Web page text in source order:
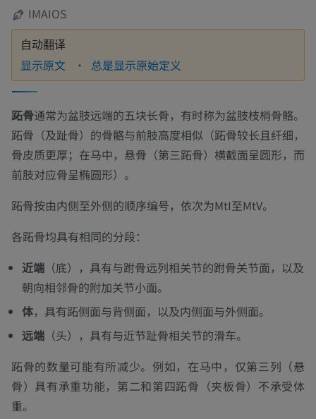
IMAIOS
自动翻译
显示原文 总是显示原始定义
跖骨通常为盆肢远端的五块长骨，有时称为盆肢枝梢骨骼。
跖骨（及趾骨）的骨骼与前肢高度相似（跖骨较长且纤细，
骨皮质更厚；在马中，悬骨（第三跖骨）横截面呈圆形，而
前肢对应骨呈椭圆形）。
跖骨按由内侧至外侧的顺序编号，依次为MtI至MtV。
各跖骨均具有相同的分段：
近端 （底），具有与跗骨远列相关节的跗骨关节面，以及
朝向相邻骨的附加关节小面。
体，具有跖侧面与背侧面，以及内侧面与外侧面。
远端 （头），具有与近节趾骨相关节的滑车。
跖骨的数量可能有所减少。例如，在马中，仅第三列（悬
骨）具有承重功能，第二和第四跖骨（夹板骨）不承受体
重。